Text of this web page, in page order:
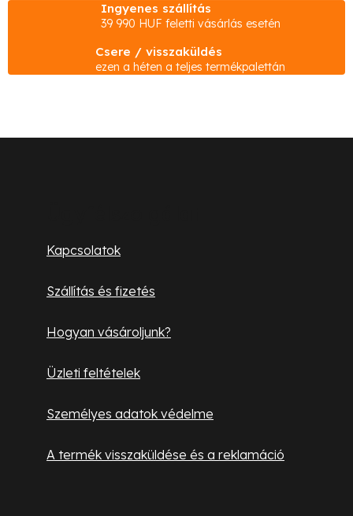
Ingyenes szállítás
39 990 HUF feletti vásárlás esetén
Csere / visszaküldés
ezen a héten a teljes termékpalettán
Kapcsolatok
Szállítás és fizetés
Hogyan vásároljunk?
Üzleti feltételek
Személyes adatok védelme
A termék visszaküldése és a reklamáció